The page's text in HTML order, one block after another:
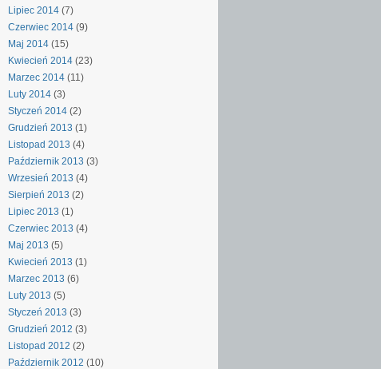
Lipiec 2014 (7)
Czerwiec 2014 (9)
Maj 2014 (15)
Kwiecień 2014 (23)
Marzec 2014 (11)
Luty 2014 (3)
Styczeń 2014 (2)
Grudzień 2013 (1)
Listopad 2013 (4)
Październik 2013 (3)
Wrzesień 2013 (4)
Sierpień 2013 (2)
Lipiec 2013 (1)
Czerwiec 2013 (4)
Maj 2013 (5)
Kwiecień 2013 (1)
Marzec 2013 (6)
Luty 2013 (5)
Styczeń 2013 (3)
Grudzień 2012 (3)
Listopad 2012 (2)
Październik 2012 (10)